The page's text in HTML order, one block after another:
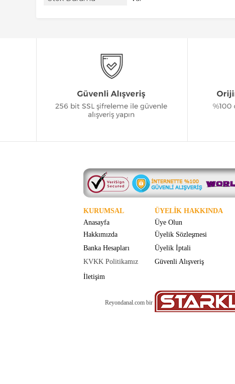
KURUMSAL ÜYELİK HAKKINDA
Anasayfa Üye Olun
Hakkımızda
Üyelik Sözleşmesi
Banka Hesapları
Üyelik İptali
KVKK Politikamız
Güvenli Alışveriş
İletişim
Reyondanal.com bir